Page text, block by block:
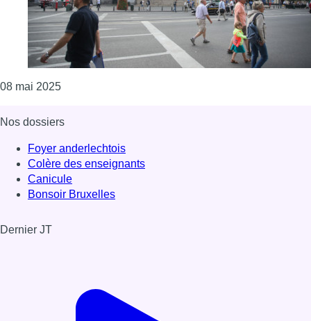
08 mai 2025Consulter l'article "Un pique-nique géant le 9 juin
Nos dossiers
Foyer anderlechtois
Colère des enseignants
Canicule
Bonsoir Bruxelles
Dernier JT